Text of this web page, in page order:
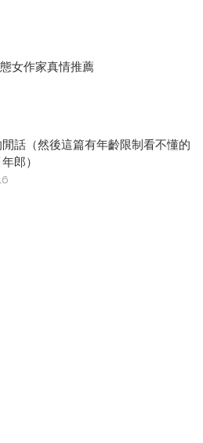
女作家真情推薦
話（然後這篇有年齡限制看不懂的
郎）